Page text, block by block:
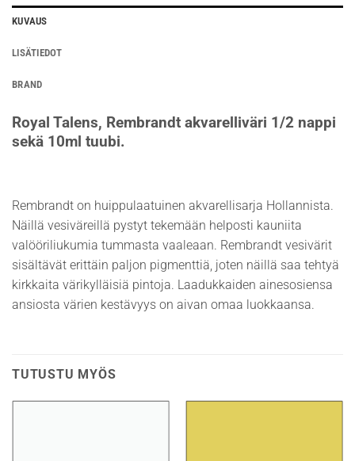
KUVAUS
LISÄTIEDOT
BRAND
Royal Talens, Rembrandt akvarelliväri 1/2 nappi
sekä 10ml tuubi.
Rembrandt on huippulaatuinen akvarellisarja Hollannista.
Näillä vesiväreillä pystyt tekemään helposti kauniita
valööriliukumia tummasta vaaleaan. Rembrandt vesivärit
sisältävät erittäin paljon pigmenttiä, joten näillä saa tehtyä
kirkkaita värikylläisiä pintoja. Laadukkaiden ainesosiensa
ansiosta värien kestävyys on aivan omaa luokkaansa.
TUTUSTU MYÖS